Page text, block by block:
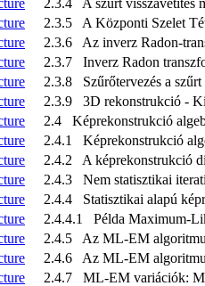
2.3.5 A Központi Szelet
2.3.6 Az inverz Radon-
2.3.7 Inverz Radon
2.3.8 Szűrőtervezés a szűrt
2.3.9 3D rekonstrukció -
2.4 Képrekonstrukció
2.4.1 Képrekonstrukció
2.4.2 A képrekonstrukció
2.4.3 Nem statisztikai
2.4.4 Statisztikai alapú
2.4.4.1 Példa Maximum-
2.4.5 Az ML-EM
2.4.6 Az ML-EM
2.4.7 ML-EM variációk: